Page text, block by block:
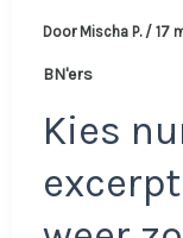
Door Mischa P. / 17
BN'ers
Kies